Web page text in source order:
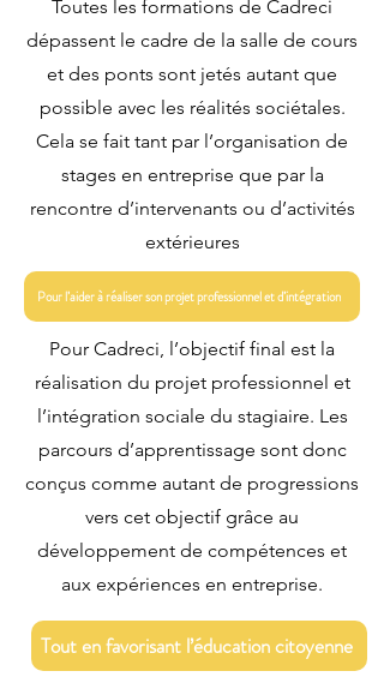
Toutes les formations de Cadreci
dépassent le cadre de la salle de cours
et des ponts sont jetés autant que
possible avec les réalités sociétales.
Cela se fait tant par l’organisation de
stages en entreprise que par la
rencontre d’intervenants ou d’activités
extérieures
Pour l’aider à réaliser son projet professionnel et d’intégration
Pour Cadreci, l’objectif final est la
réalisation du projet professionnel et
l’intégration sociale du stagiaire. Les
parcours d’apprentissage sont donc
conçus comme autant de progressions
vers cet objectif grâce au
développement de compétences et
aux expériences en entreprise.
Tout en favorisant l’éducation citoyenne